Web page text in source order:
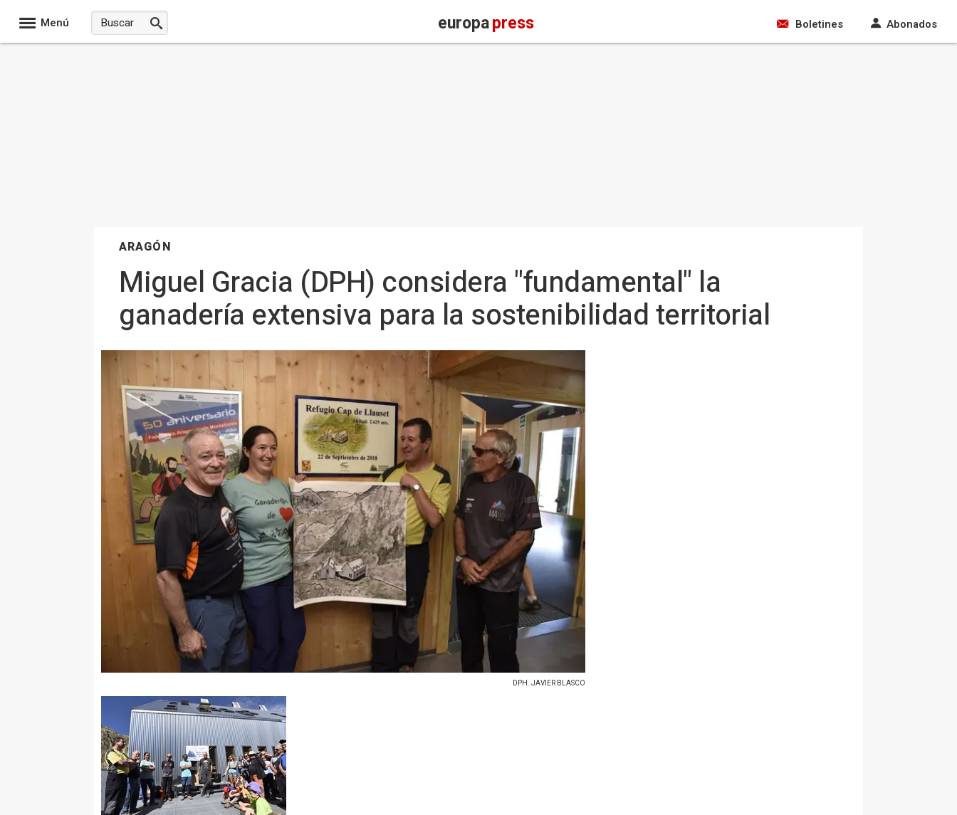
Menú europapress Boletines Abonados
ARAGÓN
Miguel Gracia (DPH) considera "fundamental" la
ganadería extensiva para la sostenibilidad territorial
DPH. JAVIER BLASCO